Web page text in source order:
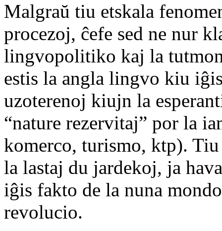
Malgraŭ tiu etskala
procezoj, ĉefe sed ne nur
lingvopolitiko kaj la
estis la angla lingvo kiu
uzoterenoj kiujn la
“nature rezervitaj” por la
komerco, turismo, ktp).
la lastaj du jardekoj, ja
iĝis fakto de la nuna
revolucio.